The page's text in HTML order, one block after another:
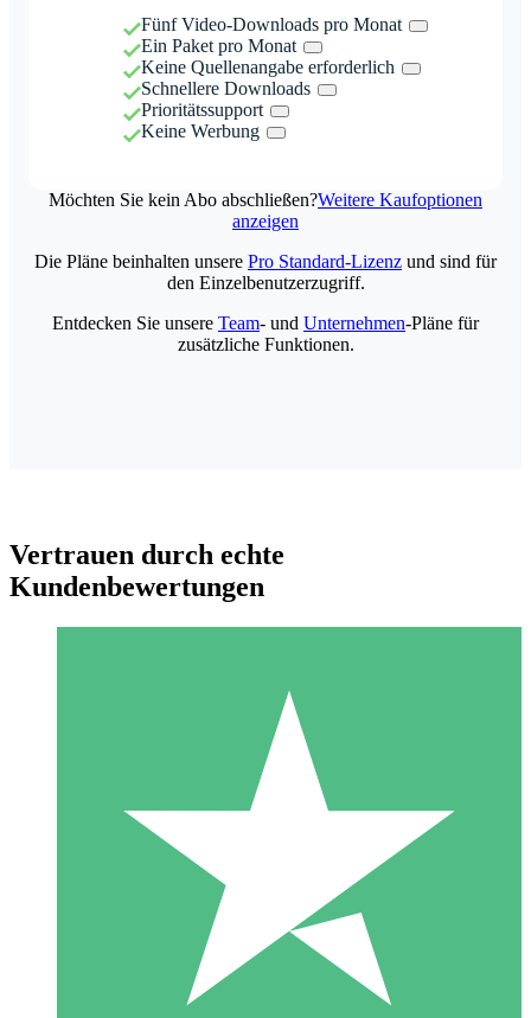
Fünf Video-Downloads pro Monat
Ein Paket pro Monat
Keine Quellenangabe erforderlich
Schnellere Downloads
Prioritätssupport
Keine Werbung
Möchten Sie kein Abo abschließen?Weitere Kaufoptionen
anzeigen
Individuelle Credit-Pakete
Zahlen Sie nach Bedarf mit Download-Credits. Keine
monatliche Verpflichtung erforderlich.
10 00
Die Pläne beinhalten unsere Pro Standard-Lizenz und sind für
den Einzelbenutzerzugriff.
Entdecken Sie unsere Team- und Unternehmen-Pläne für
zusätzliche Funktionen.
Vertrauen durch echte
Kundenbewertungen